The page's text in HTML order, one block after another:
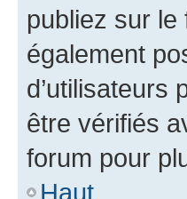
publiez sur le
également
d’utilisateurs
être vérifiés
forum pour
Haut